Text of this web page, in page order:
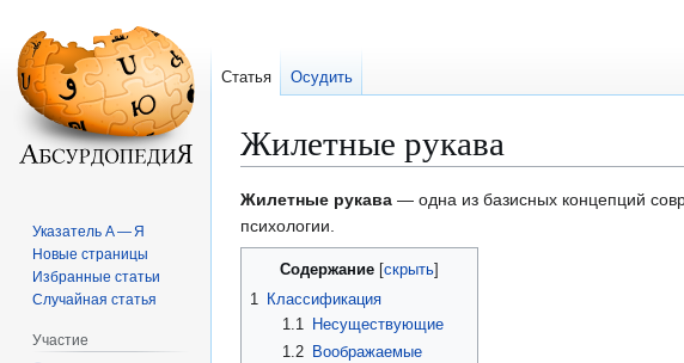
Жилетные рукава
Перейти
к
навигации
Перейти
к
поиску
Жилетные рукава — одна из базисных концепций
психологии.
Содержание
1 Классификация
1.1
Несуществующие
1.2
Воображаемые
Статья Осудить
Указатель А — Я
Новые страницы
Избранные статьи
Случайная статья
Участие